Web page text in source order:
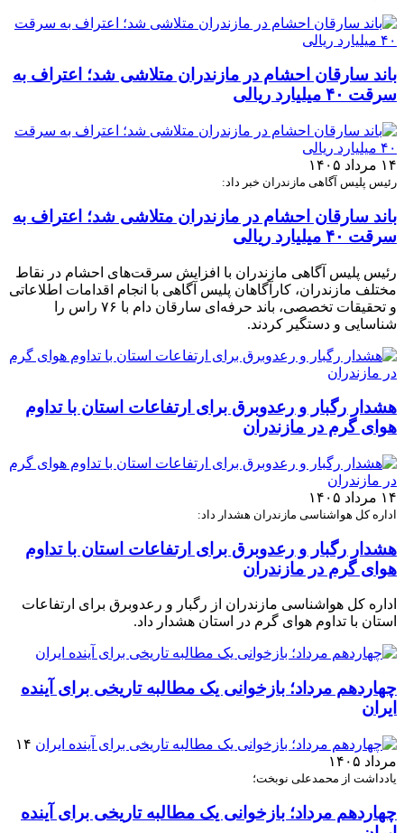
باند سارقان احشام در مازندران متلاشی شد؛ اعتراف به
سرقت ۴۰ میلیارد ریالی
۱۴ مرداد ۱۴۰۵
رئیس پلیس آگاهی مازندران خبر داد:
باند سارقان احشام در مازندران متلاشی شد؛ اعتراف به
سرقت ۴۰ میلیارد ریالی
رئیس پلیس آگاهی مازندران با افزایش سرقت‌های احشام در نقاط
مختلف مازندران، کارآگاهان پلیس آگاهی با انجام اقدامات اطلاعاتی
و تحقیقات تخصصی، باند حرفه‌ای سارقان دام با ۷۶ راس را
شناسایی و دستگیر کردند.
هشدار رگبار و رعدوبرق برای ارتفاعات استان با تداوم
هوای گرم در مازندران
۱۴ مرداد ۱۴۰۵
اداره کل هواشناسی مازندران هشدار داد:
هشدار رگبار و رعدوبرق برای ارتفاعات استان با تداوم
هوای گرم در مازندران
اداره کل هواشناسی مازندران از رگبار و رعدوبرق برای ارتفاعات
استان با تداوم هوای گرم در استان هشدار داد.
چهاردهم مرداد؛ بازخوانی یک مطالبه تاریخی برای آینده
ایران
۱۴
مرداد ۱۴۰۵
یادداشت از محمدعلی نوبخت؛
چهاردهم مرداد؛ بازخوانی یک مطالبه تاریخی برای آینده